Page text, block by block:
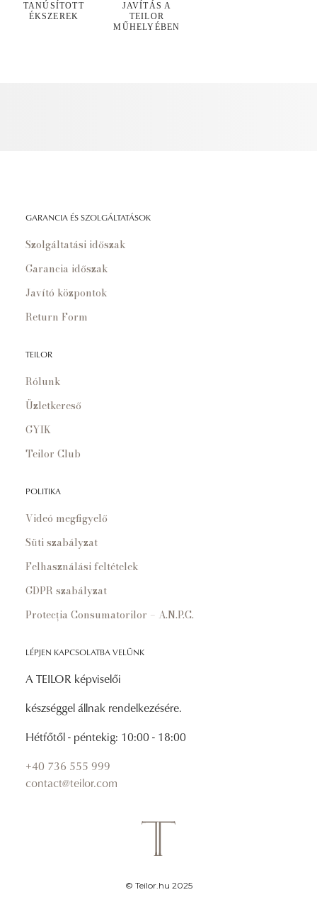
TANÚSÍTOTT
ÉKSZEREK
JAVÍTÁS A
TEILOR
MŰHELYÉBEN
GARANCIA ÉS SZOLGÁLTATÁSOK
Szolgáltatási időszak
Garancia időszak
Javító központok
Return Form
TEILOR
Rólunk
Üzletkereső
GYIK
Teilor Club
POLITIKA
Videó megfigyelő
Süti szabályzat
Felhasználási feltételek
GDPR szabályzat
Protecția Consumatorilor – A.N.P.C.
LÉPJEN KAPCSOLATBA VELÜNK
A TEILOR képviselői
készséggel állnak rendelkezésére.
Hétfőtől - péntekig: 10:00 - 18:00
+40 736 555 999
contact@teilor.com
© Teilor.hu 2025